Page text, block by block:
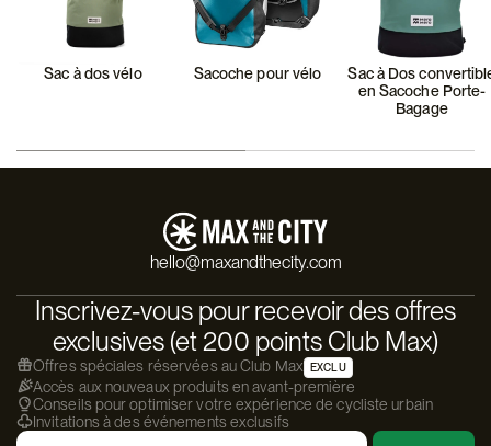
Sac à dos vélo Sacoche pour vélo
Sac à Dos
en Sacoche Porte-
Bagage
hello@maxandthecity.com
Inscrivez-vous pour recevoir des offres
exclusives (et 200 points Club Max)
Offres spéciales réservées au Club Max EXCLU
Accès aux nouveaux produits en avant-première
Conseils pour optimiser votre expérience de cycliste urbain
Invitations à des événements exclusifs
Email